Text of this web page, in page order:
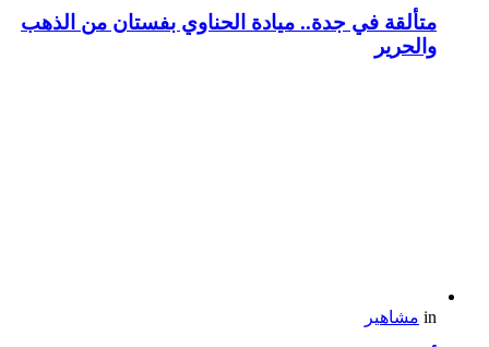
متألقة في جدة.. ميادة الحناوي بفستان من الذهب
والحرير
in مشاهير